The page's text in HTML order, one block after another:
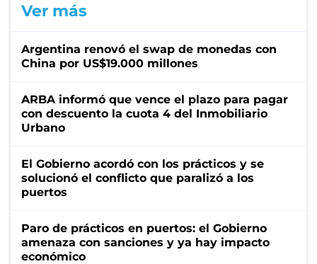
Ver más
Argentina renovó el swap de monedas con
China por US$19.000 millones
ARBA informó que vence el plazo para pagar
con descuento la cuota 4 del Inmobiliario
Urbano
El Gobierno acordó con los prácticos y se
solucionó el conflicto que paralizó a los
puertos
Paro de prácticos en puertos: el Gobierno
amenaza con sanciones y ya hay impacto
económico